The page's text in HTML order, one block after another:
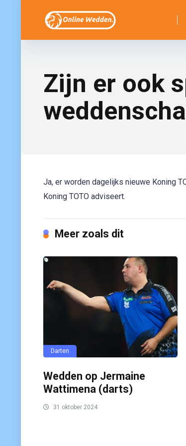
Zijn er ook
Ja, er worden dagelijks nieuwe Koning
Koning TOTO adviseert.
Meer zoals dit
Darten
Wedden op Jermaine
Wattimena (darts)
31 oktober 2024